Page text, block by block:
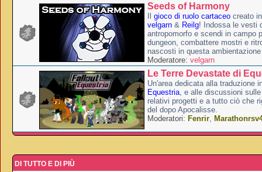
Seeds of Harmony
gioco di ruolo cartaceo creato
velgarn & Reilg! Indossa le vesti
antropomorfo e scendi in campo
dungeon, combattere mostri e
nascosti in questa
Moderatore: velgarn
Le Terre Devastate di
Un'area dedicata alla traduzione
Equestria, e alle discussioni
relativi progetti e a tutto ciò che
del dopo Apocalisse.
Moderatori: Fenrir,
DI TUTTO E DI PIÙ